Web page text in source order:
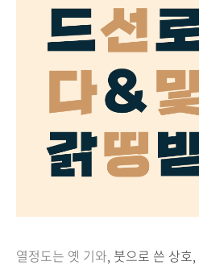
열정도는 옛 기와 붓으로 쓴 상호